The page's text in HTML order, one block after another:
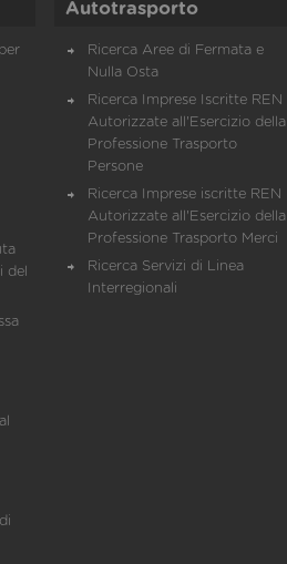
del
Autotrasporto
Ricerca Aree di Fermata e
Nulla Osta
Ricerca Imprese Iscritte REN
Autorizzate all'Esercizio della
Professione Trasporto
Persone
Ricerca Imprese iscritte REN
Autorizzate all'Esercizio della
Professione Trasporto Merci
Ricerca Servizi di Linea
Interregionali